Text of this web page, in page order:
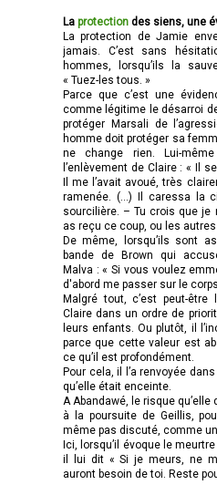
La protection des siens, une
La protection de Jamie
jamais. C’est sans
hommes, lorsqu’ils la
« Tuez-les tous. »
Parce que c’est une
comme légitime le désarroi
protéger Marsali de
homme doit protéger sa
ne change rien. Lui-
l’enlèvement de Claire : « Il
Il me l’avait avoué, très
ramenée. (…) Il caressa la
sourcilière. – Tu crois que je
as reçu ce coup, ou les autres
De même, lorsqu’ils sont
bande de Brown qui
Malva : « Si vous voulez
d'abord me passer sur le
Malgré tout, c’est peut-
Claire dans un ordre de
leurs enfants. Ou plutôt, il
parce que cette valeur est
ce qu’il est profondément.
Pour cela, il l’a renvoyée
qu’elle était enceinte.
A Abandawé, le risque
à la poursuite de Geillis,
même pas discuté, comme
Ici, lorsqu’il évoque le
il lui dit « Si je meurs, ne
auront besoin de toi. Reste